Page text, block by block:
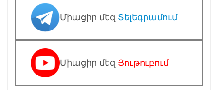
Միացիր մեզ Տելեգրամում
Միացիր մեզ Յութուբում